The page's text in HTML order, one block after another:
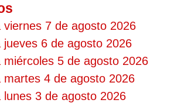
7 de agosto 2026
6 de agosto 2026
5 de agosto 2026
martes 4 de agosto 2026
3 de agosto 2026